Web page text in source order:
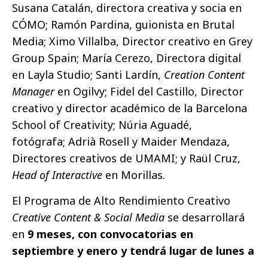
Susana Catalán, directora creativa y socia en
CÓMO; Ramón Pardina, guionista en Brutal
Media; Ximo Villalba, Director creativo en Grey
Group Spain; María Cerezo, Directora digital
en Layla Studio; Santi Lardín, Creation Content
Manageren Ogilvy; Fidel del Castillo, Director
creativo y director académico de la Barcelona
School of Creativity; Núria Aguadé,
fotógrafa; Adrià Rosell y Maider Mendaza,
Directores creativos de UMAMI; y Raül Cruz,
Head of Interactive en Morillas.
El Programa de Alto Rendimiento Creativo
Creative Content & Social Media se desarrollará
en 9 meses, con convocatorias en
septiembre y enero y tendrá lugar de lunes a